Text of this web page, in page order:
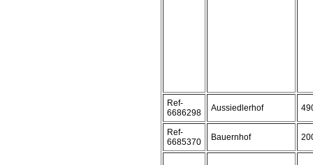
Ref-
6686298
Aussiedlerhof
Ref-
6685370
Bauernhof